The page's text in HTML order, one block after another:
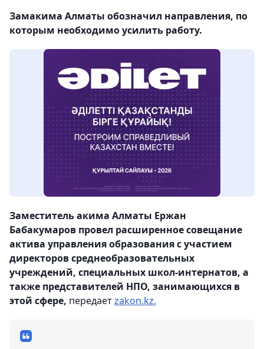
Замакима Алматы обозначил направления, по
которым необходимо усилить работу.
Заместитель акима Алматы Ержан
Бабакумаров провел расширенное совещание
актива управления образования с участием
директоров среднеобразовательных
учреждений, специальных школ-интернатов, а
также представителей НПО, занимающихся в
этой сфере, передаетzakon.kz.